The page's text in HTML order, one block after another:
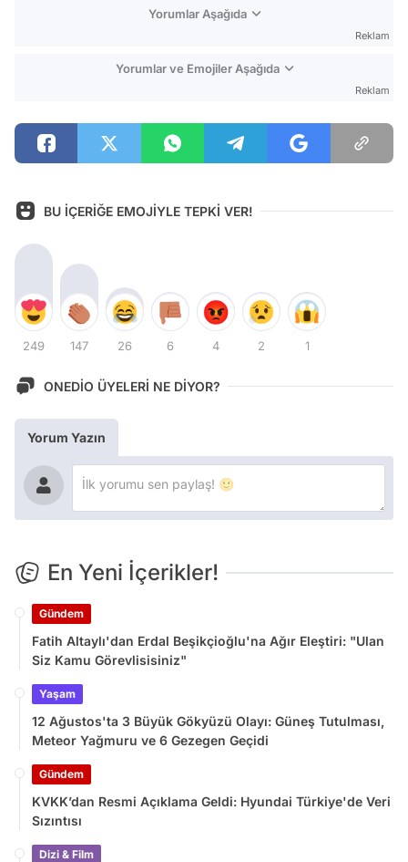
Yorumlar Aşağıda
Reklam
Yorumlar ve Emojiler Aşağıda
Reklam
BU İÇERİĞE EMOJİYLE TEPKİ VER!
249 147 26 6 4 2 1
ONEDİO ÜYELERİ NE DİYOR?
Yorum Yazın
En Yeni İçerikler!
Gündem
Fatih Altaylı'dan Erdal Beşikçioğlu'na Ağır Eleştiri: "Ulan
Siz Kamu Görevlisisiniz"
Yaşam
12 Ağustos'ta 3 Büyük Gökyüzü Olayı: Güneş Tutulması,
Meteor Yağmuru ve 6 Gezegen Geçidi
Gündem
KVKK’dan Resmi Açıklama Geldi: Hyundai Türkiye'de Veri
Sızıntısı
Dizi & Film